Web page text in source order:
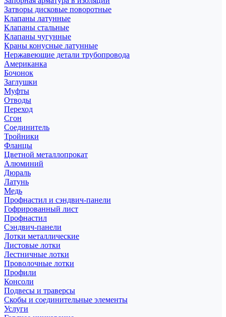
Затворы дисковые поворотные
Клапаны латунные
Клапаны стальные
Клапаны чугунные
Краны конусные латунные
Нержавеющие детали трубопровода
Американка
Бочонок
Заглушки
Муфты
Отводы
Переход
Сгон
Соединитель
Тройники
Фланцы
Цветной металлопрокат
Алюминий
Дюраль
Латунь
Медь
Профнастил и сэндвич-панели
Гофрированный лист
Профнастил
Сэндвич-панели
Лотки металлические
Листовые лотки
Лестничные лотки
Проволочные лотки
Профили
Консоли
Подвесы и траверсы
Скобы и соединительные элементы
Услуги